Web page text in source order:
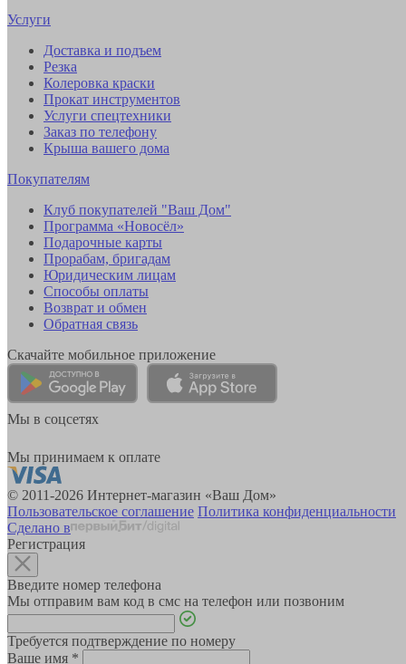
Услуги
Доставка и подъем
Резка
Колеровка краски
Прокат инструментов
Услуги спецтехники
Заказ по телефону
Крыша вашего дома
Покупателям
Клуб покупателей "Ваш Дом"
Программа «Новосёл»
Подарочные карты
Прорабам, бригадам
Юридическим лицам
Способы оплаты
Возврат и обмен
Обратная связь
Скачайте мобильное приложение
Мы в соцсетях
Мы принимаем к оплате
© 2011-2026 Интернет-магазин «Ваш Дом»
Пользовательское соглашение Политика конфиденциальности
Сделано в
Регистрация
Введите номер телефона
Мы отправим вам код в смс на телефон или позвоним
Требуется подтверждение по номеру
Ваше имя *